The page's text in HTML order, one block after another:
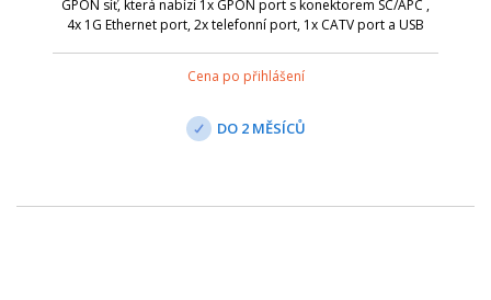
GPON síť, která nabízí 1x GPON port s konektorem SC/APC ,
4x 1G Ethernet port, 2x telefonní port, 1x CATV port a USB
Cena po přihlášení
DO 2 MĚSÍCŮ